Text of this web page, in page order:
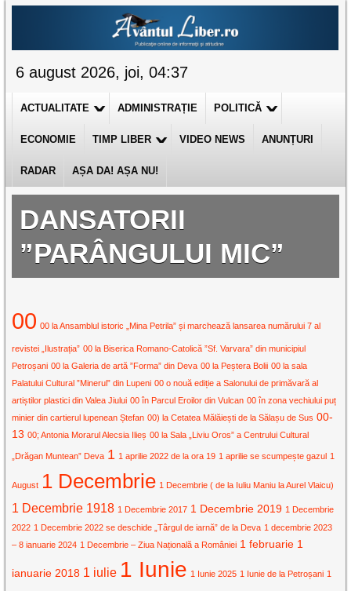
6 august 2026, joi, 04:37
ACTUALITATE ADMINISTRAȚIE POLITICĂ
ECONOMIE TIMP LIBER VIDEO NEWS ANUNȚURI
RADAR AȘA DA! AȘA NU!
DANSATORII
”PARÂNGULUI MIC”
00 00 la Ansamblul istoric „Mina Petrila” și marchează lansarea numărului 7 al
revistei „Ilustrația” 00 la Biserica Romano-Catolică ”Sf. Varvara” din municipiul
Petroșani 00 la Galeria de artă ”Forma” din Deva 00 la Peștera Bolii 00 la sala
Palatului Cultural ”Minerul” din Lupeni 00 o nouă ediție a Salonului de primăvară al
artiștilor plastici din Valea Jiului 00 în Parcul Eroilor din Vulcan 00 în zona vechiului puț
minier din cartierul lupenean Ștefan 00) la Cetatea Mălăiești de la Sălașu de Sus 00-
13 00; Antonia Morarul Alecsia Ilieș 00 la Sala „Liviu Oros” a Centrului Cultural
„Drăgan Muntean” Deva 1 1 aprilie 2022 de la ora 19 1 aprilie se scumpește gazul 1
August 1 Decembrie 1 Decembrie ( de la Iuliu Maniu la Aurel Vlaicu)
1 Decembrie 1918 1 Decembrie 2017 1 Decembrie 2019 1 Decembrie
2022 1 Decembrie 2022 se deschide „Târgul de iarnă” de la Deva 1 decembrie 2023
– 8 ianuarie 2024 1 Decembrie – Ziua Națională a României 1 februarie 1
ianuarie 2018 1 iulie 1 Iunie 1 Iunie 2025 1 Iunie de la Petroșani 1